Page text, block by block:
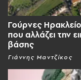
Γούρνες
που αλλάζει την
βάσης
Γιάννης Μαντζίκος